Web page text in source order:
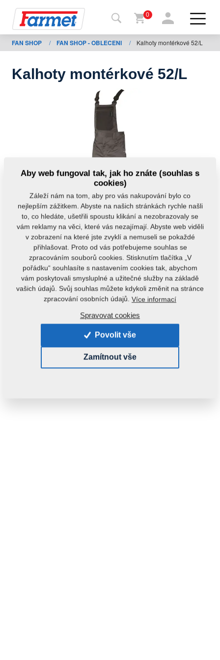
Zpět
na
stažení
0
FAN SHOP / FAN SHOP - OBLECENI / Kalhoty montérkové 52/L
Kalhoty montérkové 52/L
Kód produktu: r00023
Zjistit dostupnost
0,7950 kg
ks: Do košíku
Aby web fungoval tak, jak ho znáte (souhlas s
cookies)
Záleží nám na tom, aby pro vás nakupování bylo co
nejlepším zážitkem. Abyste na našich stránkách rychle našli
to, co hledáte, ušetřili spoustu klikání a nezobrazovaly se
vám reklamy na věci, které vás nezajímají. Abyste web viděli
v zobrazení na které jste zvyklí a nemuseli se pokaždé
přihlašovat. Proto od vás potřebujeme souhlas se
zpracováním souborů cookies. Stisknutím tlačítka „V
pořádku“ souhlasíte s nastavením cookies tak, abychom
vám poskytovali smysluplné a užitečné služby na základě
vašich údajů. Svůj souhlas můžete kdykoli změnit na stránce
zpracování osobních údajů. Více informací
Spravovat cookies
Povolit vše
Zamítnout vše